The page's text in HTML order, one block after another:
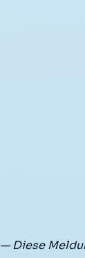
— Diese